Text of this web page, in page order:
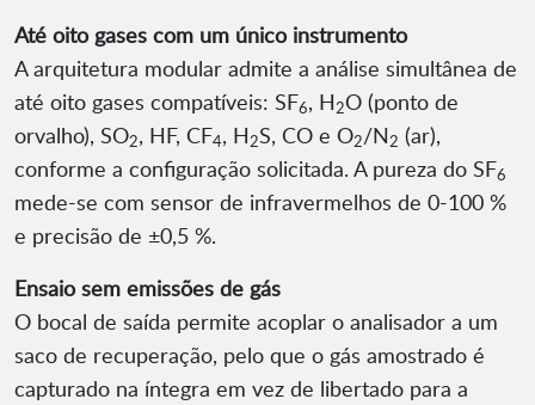
Até oito gases com um único instrumento
A arquitetura modular admite a análise simultânea de
até oito gases compatíveis: SF6, H2O (ponto de
orvalho), SO2, HF, CF4, H2S, CO e O2/N2 (ar),
conforme a configuração solicitada. A pureza do SF6
mede-se com sensor de infravermelhos de 0-100 %
e precisão de ±0,5 %.
Ensaio sem emissões de gás
O bocal de saída permite acoplar o analisador a um
saco de recuperação, pelo que o gás amostrado é
capturado na íntegra em vez de libertado para a